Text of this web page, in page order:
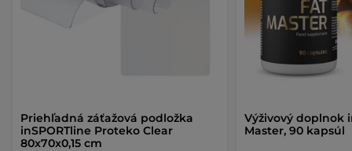
Priehľadná záťažová podložka
inSPORTline Proteko Clear
80x70x0,15 cm
Výživový doplnok
Master, 90 kapsúl